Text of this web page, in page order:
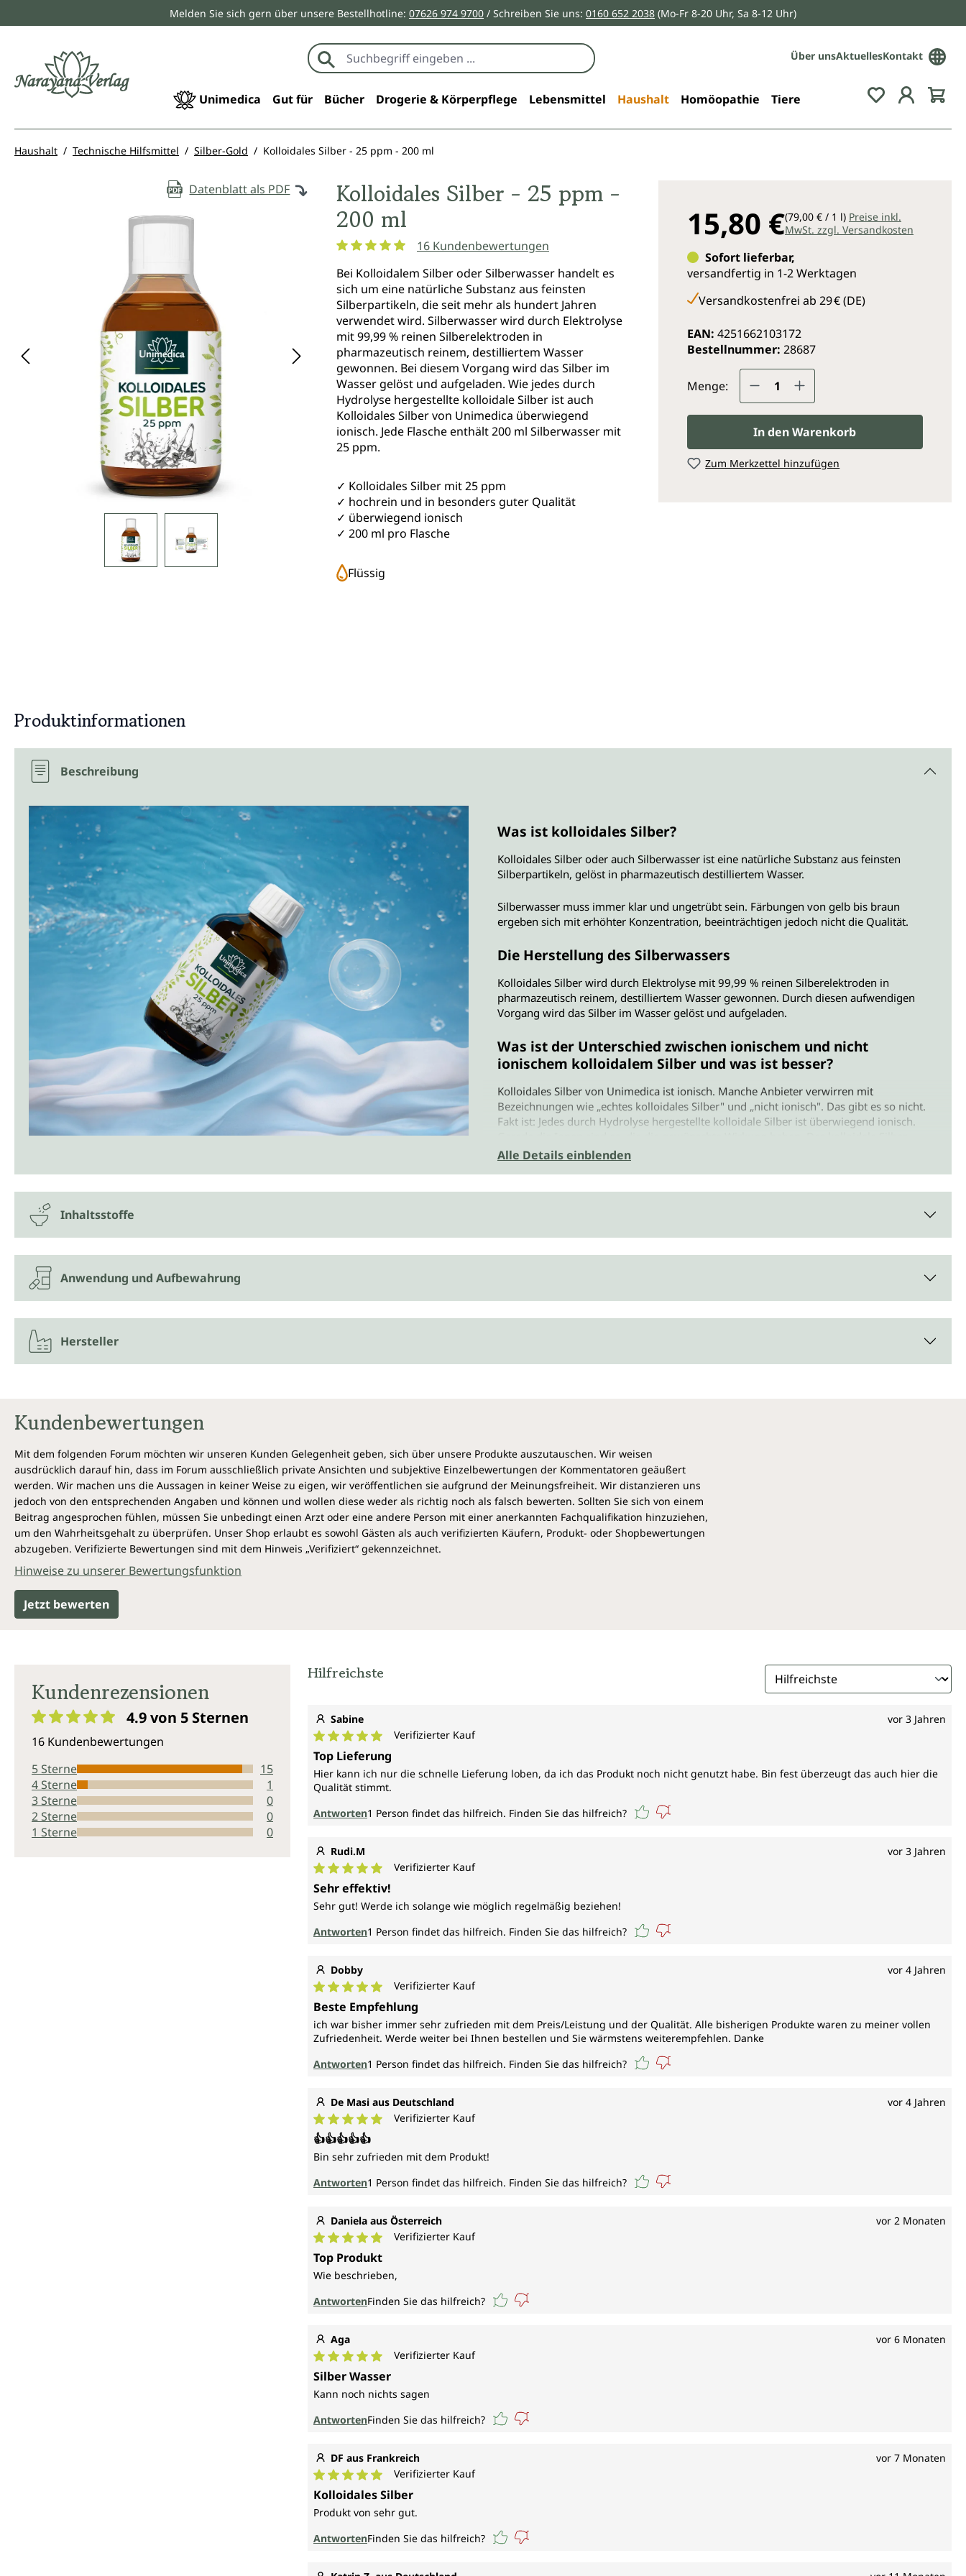
Zur Hauptnavigation springenMelden Sie sich gern über unsere Bestellhotline: 07626 974 9700 / Schreiben Sie uns: 0160 652 2038 (Mo-Fr 8-20 Uhr, Sa 8-12 Uhr)
Über unsAktuellesKontakt
Unimedica Gut für Bücher Drogerie & Körperpflege Lebensmittel Haushalt Homöopathie Tiere Du hast 0
Haushalt Technische Hilfsmittel Silber-Gold Kolloidales Silber - 25 ppm - 200 ml
Datenblatt als PDF
Bildergalerie überspringen
Kolloidales Silber - 25 ppm -
200 ml
16 Kundenbewertungen
Bei Kolloidalem Silber oder Silberwasser handelt es
sich um eine natürliche Substanz aus feinsten
Silberpartikeln, die seit mehr als hundert Jahren
verwendet wird. Silberwasser wird durch Elektrolyse
mit 99,99 % reinen Silberelektroden in
pharmazeutisch reinem, destilliertem Wasser
gewonnen. Bei diesem Vorgang wird das Silber im
Wasser gelöst und aufgeladen. Wie jedes durch
Hydrolyse hergestellte kolloidale Silber ist auch
Kolloidales Silber von Unimedica überwiegend
ionisch. Jede Flasche enthält 200 ml Silberwasser mit
25 ppm.
✓ Kolloidales Silber mit 25 ppm
✓ hochrein und in besonders guter Qualität
✓ überwiegend ionisch
✓ 200 ml pro Flasche
Flüssig
15,80 €(79,00 € / 1 l) Preise inkl.
MwSt. zzgl. Versandkosten
Sofort lieferbar,
versandfertig in 1-2 Werktagen
Versandkostenfrei ab 29 € (DE)
EAN: 4251662103172
Bestellnummer: 28687
Menge: Produkt Anzahl: Gib den
In den Warenkorb
Zum Merkzettel hinzufügen
Produktinformationen
Beschreibung
Was ist kolloidales Silber?
Kolloidales Silber oder auch Silberwasser ist eine natürliche Substanz aus feinsten
Silberpartikeln, gelöst in pharmazeutisch destilliertem Wasser.
Silberwasser muss immer klar und ungetrübt sein. Färbungen von gelb bis braun
ergeben sich mit erhöhter Konzentration, beeinträchtigen jedoch nicht die Qualität.
Die Herstellung des Silberwassers
Kolloidales Silber wird durch Elektrolyse mit 99,99 % reinen Silberelektroden in
pharmazeutisch reinem, destilliertem Wasser gewonnen. Durch diesen aufwendigen
Vorgang wird das Silber im Wasser gelöst und aufgeladen.
Was ist der Unterschied zwischen ionischem und nicht
ionischem kolloidalem Silber und was ist besser?
Kolloidales Silber von Unimedica ist ionisch. Manche Anbieter verwirren mit
Bezeichnungen wie „echtes kolloidales Silber" und „nicht ionisch". Das gibt es so nicht.
Fakt ist: Jedes durch Hydrolyse hergestellte kolloidale Silber ist überwiegend ionisch.
besteht bis zu 60 % aus Ionen, bis zu 40 % aus Atomen. Mit der Zeit bilden sich sogar bis
Silberpartikel im Wasser. Die Angabe „ppm" zeigt dabei, wie viele Silberpartikel sich in
einer Million Anteilen Wasser (parts per million) befinden. Je nach Anwendung des
kolloidalen Silbers kommen unterschiedliche Konzentrationen infrage. Kolloidales Silber
Silberteilchen sind enthalten.
Jede Flasche kolloidales Silber von Unimedica enthält 200 ml Silberwasser mit 25 ppm.
Gefahrenhinweise:
Wichtige Hinweise
Vor Gebrauch Sicherheitshinweise lesen und verstehen. Freisetzung in die Umwelt
vermeiden. Inhalt/Behälter in Übereinstimmung mit den nationalen Vorschriften einer
Entsorgung zuführen. Einatmen vermeiden. Bei Augenkontakt für mindestens 10
Alle Details einblenden
Inhaltsstoffe
Anwendung und Aufbewahrung
Hersteller
Kundenbewertungen
Mit dem folgenden Forum möchten wir unseren Kunden Gelegenheit geben, sich über unsere Produkte auszutauschen. Wir weisen
ausdrücklich darauf hin, dass im Forum ausschließlich private Ansichten und subjektive Einzelbewertungen der Kommentatoren geäußert
werden. Wir machen uns die Aussagen in keiner Weise zu eigen, wir veröffentlichen sie aufgrund der Meinungsfreiheit. Wir distanzieren uns
jedoch von den entsprechenden Angaben und können und wollen diese weder als richtig noch als falsch bewerten. Sollten Sie sich von einem
Beitrag angesprochen fühlen, müssen Sie unbedingt einen Arzt oder eine andere Person mit einer anerkannten Fachqualifikation hinzuziehen,
um den Wahrheitsgehalt zu überprüfen. Unser Shop erlaubt es sowohl Gästen als auch verifizierten Käufern, Produkt- oder Shopbewertungen
abzugeben. Verifizierte Bewertungen sind mit dem Hinweis „Verifiziert“ gekennzeichnet.
Hinweise zu unserer Bewertungsfunktion
Jetzt bewerten
Kundenrezensionen
4.9 von 5 Sternen
16 Kundenbewertungen
5 Sterne
15
4 Sterne
1
3 Sterne
0
2 Sterne
0
1 Sterne
0
Hilfreichste
Sabine vor 3 Jahren
Durchschnittliche Bewertung von 5 von 5 Sternen
Verifizierter Kauf
Top Lieferung
Hier kann ich nur die schnelle Lieferung loben, da ich das Produkt noch nicht genutzt habe. Bin fest überzeugt das auch hier die
Qualität stimmt.
Antworten1 Person findet das hilfreich. Finden Sie das hilfreich?
Rudi.M vor 3 Jahren
Durchschnittliche Bewertung von 5 von 5 Sternen
Verifizierter Kauf
Sehr effektiv!
Sehr gut! Werde ich solange wie möglich regelmäßig beziehen!
Antworten1 Person findet das hilfreich. Finden Sie das hilfreich?
Dobby vor 4 Jahren
Durchschnittliche Bewertung von 5 von 5 Sternen
Verifizierter Kauf
Beste Empfehlung
ich war bisher immer sehr zufrieden mit dem Preis/Leistung und der Qualität. Alle bisherigen Produkte waren zu meiner vollen
Zufriedenheit. Werde weiter bei Ihnen bestellen und Sie wärmstens weiterempfehlen. Danke
Antworten1 Person findet das hilfreich. Finden Sie das hilfreich?
De Masi aus Deutschland vor 4 Jahren
Durchschnittliche Bewertung von 5 von 5 Sternen
Verifizierter Kauf
👍👍👍👍👍
Bin sehr zufrieden mit dem Produkt!
Antworten1 Person findet das hilfreich. Finden Sie das hilfreich?
Daniela aus Österreich vor 2 Monaten
Durchschnittliche Bewertung von 5 von 5 Sternen
Verifizierter Kauf
Top Produkt
Wie beschrieben,
AntwortenFinden Sie das hilfreich?
Aga vor 6 Monaten
Durchschnittliche Bewertung von 5 von 5 Sternen
Verifizierter Kauf
Silber Wasser
Kann noch nichts sagen
AntwortenFinden Sie das hilfreich?
DF aus Frankreich vor 7 Monaten
Durchschnittliche Bewertung von 5 von 5 Sternen
Verifizierter Kauf
Kolloidales Silber
Produkt von sehr gut.
AntwortenFinden Sie das hilfreich?